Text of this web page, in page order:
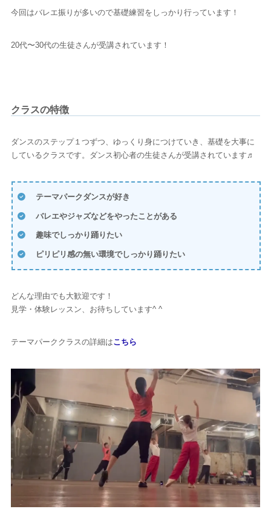
今回はバレエ振りが多いので基礎練習をしっかり行っています！
20代〜30代の生徒さんが受講されています！
クラスの特徴
ダンスのステップ１つずつ、ゆっくり身につけていき、基礎を大事に
しているクラスです。ダンス初心者の生徒さんが受講されています♬
テーマパークダンスが好き
バレエやジャズなどをやったことがある
趣味でしっかり踊りたい
ピリピリ感の無い環境でしっかり踊りたい
どんな理由でも大歓迎です！
見学・体験レッスン、お待ちしています^ ^
テーマパーククラスの詳細はこちら